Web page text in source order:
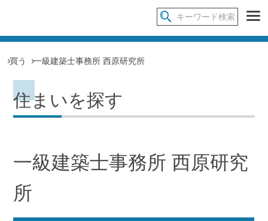
買う 一級建築士事務所 西原研究所
住まいを探す
一級建築士事務所 西原研究
所